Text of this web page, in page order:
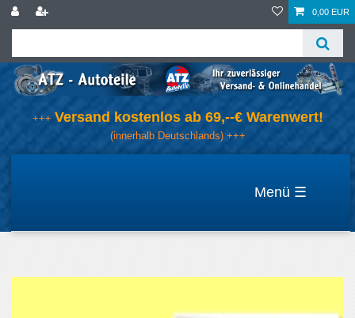
0,00 EUR
+++ Versand kostenlos ab 69,--€ Warenwert!
(innerhalb Deutschlands) +++
☰